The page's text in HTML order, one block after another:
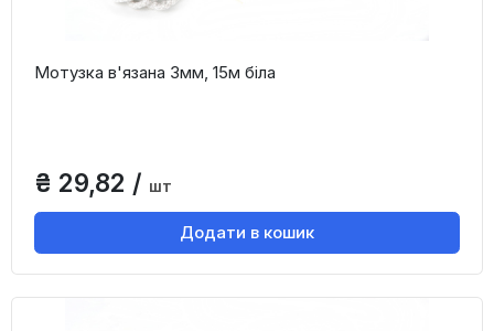
Мотузка в'язана 3мм, 15м біла
₴ 29,82 / шт
Додати в кошик